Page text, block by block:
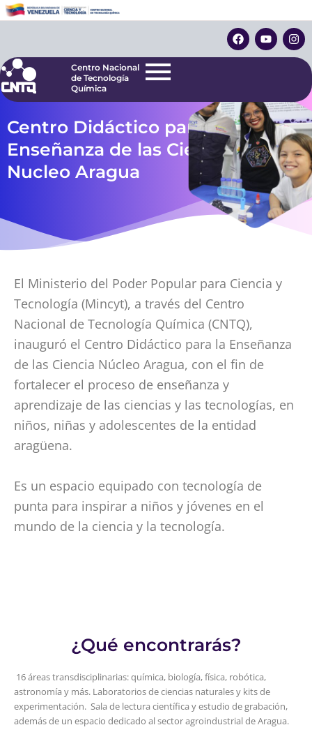
al
F
a
c
o
k
Y
o
u
e
I
n
s
r
a
m
Centro Nacional
de Tecnología
Centro Nacional
de Tecnología
Química
Centro Didáctico para la
Enseñanza de las Ciencias,
Nucleo Aragua
El Ministerio del Poder Popular para Ciencia y
Tecnología (Mincyt), a través del Centro
Nacional de Tecnología Química (CNTQ),
inauguró el Centro Didáctico para la Enseñanza
de las Ciencia Núcleo Aragua, con el fin de
fortalecer el proceso de enseñanza y
aprendizaje de las ciencias y las tecnologías, en
niños, niñas y adolescentes de la entidad
aragüena.
Es un espacio equipado con tecnología de
punta para inspirar a niños y jóvenes en el
mundo de la ciencia y la tecnología.
¿Qué encontrarás?
16 áreas transdisciplinarias: química, biología, física, robótica,
astronomía y más. Laboratorios de ciencias naturales y kits de
experimentación. Sala de lectura científica y estudio de grabación,
además de un espacio dedicado al sector agroindustrial de Aragua.